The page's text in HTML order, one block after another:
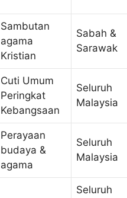
Sambutan
agama
Kristian
Sabah &
Sarawak
Cuti Umum
Peringkat
Kebangsaan
Seluruh
Malaysia
Perayaan
budaya &
agama
Seluruh
Malaysia
Seluruh